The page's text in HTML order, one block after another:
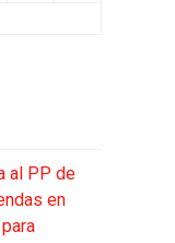
al PP de
en